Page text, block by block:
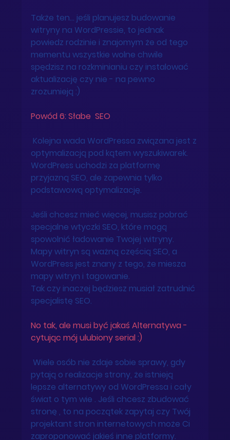
Także ten... jeśli planujesz budowanie
witryny na WordPressie, to jednak
powiedz rodzinie i znajomym że od tego
mementu wszystkie wolne chwile
spędzisz na rozkminianiu czy instalować
aktualizację czy nie - na pewno
zrozumieją :)
Powód 6: Słabe  SEO
optymalizacją pod kątem wyszukiwarek.
WordPress uchodzi za platformę
przyjazną SEO, ale zapewnia tylko
podstawową optymalizację.
Jeśli chcesz mieć więcej, musisz pobrać
specjalne wtyczki SEO, które mogą
spowolnić ładowanie Twojej witryny.
Mapy witryn są ważną częścią SEO, a
WordPress jest znany z tego, że miesza
mapy witryn i tagowanie.
Tak czy inaczej będziesz musiał zatrudnić
specjalistę SEO.
No tak, ale musi być jakaś Alternatywa -
cytując mój ulubiony serial :)
pytają o realizacje strony, że istnieją
lepsze alternatywy od WordPressa i cały
świat o tym wie . Jeśli chcesz zbudować
stronę , to na początek zapytaj czy Twój
projektant stron internetowych może Ci
zaproponować jakieś inne platformy.